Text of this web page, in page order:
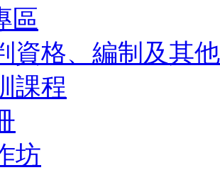
區
資格、編制及其
課程
坊